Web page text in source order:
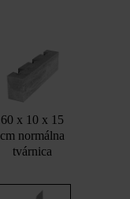
60 x 10 x 15
cm normálna
tvárnica